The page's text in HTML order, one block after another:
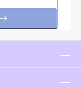
alle Nationen,
Regionen und
Pirat
sind bereits
möglich,